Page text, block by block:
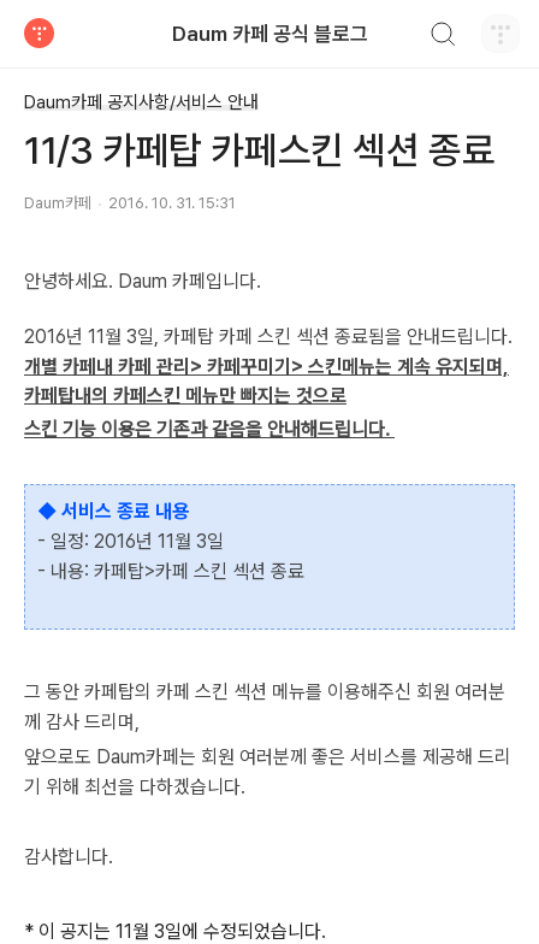
Daum 카페 공식 블로그
Daum카페 공지사항/서비스 안내
11/3 카페탑 카페스킨 섹션 종료
Daum카페 2016. 10. 31. 15:31
안녕하세요. Daum 카페입니다.
2016년 11월 3일, 카페탑 카페 스킨 섹션 종료됨을 안내드립니다.
개별 카페내 카페 관리> 카페꾸미기> 스킨메뉴는 계속 유지되며,
카페탑내의 카페스킨 메뉴만 빠지는 것으로
스킨 기능 이용은 기존과 같음을 안내해드립니다.
◆ 서비스 종료 내용
- 일정: 2016년 11월 3일
- 내용: 카페탑>카페 스킨 섹션 종료
그 동안 카페탑의 카페 스킨 섹션 메뉴를 이용해주신 회원 여러분
께 감사 드리며,
앞으로도 Daum카페는 회원 여러분께 좋은 서비스를 제공해 드리
기 위해 최선을 다하겠습니다.
감사합니다.
* 이 공지는 11월 3일에 수정되었습니다.